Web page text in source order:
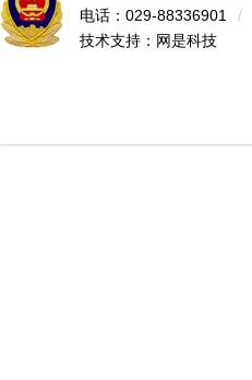
电话：029-88336901
/
技术支持： 网是科技